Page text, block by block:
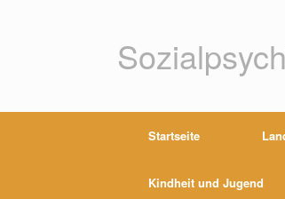
Startseite
Kindheit und Jugend